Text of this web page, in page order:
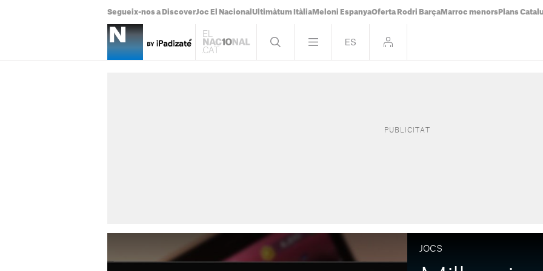
Segueix-nos a DiscoverJoc El Nacional Ultimàtum Itàlia Meloni EspanyaOferta Rodri Barça Marroc menors Plans
JOCS